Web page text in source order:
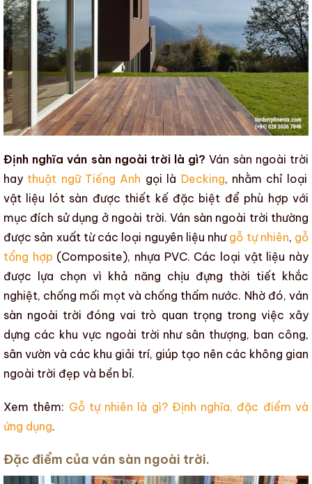
Định nghĩa ván sàn ngoài trời là gì? Ván sàn ngoài trời
hay thuật ngữ Tiếng Anh gọi là Decking, nhằm chỉ loại
vật liệu lót sàn được thiết kế đặc biệt để phù hợp với
mục đích sử dụng ở ngoài trời.Ván sàn ngoài trời thường
được sản xuất từ các loại nguyên liệu như gỗ tự nhiên, gỗ
tổng hợp (Composite), nhựa PVC. Các loại vật liệu này
được lựa chọn vì khả năng chịu đựng thời tiết khắc
nghiệt, chống mối mọt và chống thấm nước. Nhờ đó, ván
sàn ngoài trời đóng vai trò quan trọng trong việc xây
dựng các khu vực ngoài trời như sân thượng, ban công,
sân vườn và các khu giải trí, giúp tạo nên các không gian
ngoài trời đẹp và bền bỉ.
Xem thêm: Gỗ tự nhiên là gì? Định nghĩa, đặc điểm và
ứng dụng.
Đặc điểm của ván sàn ngoài trời.